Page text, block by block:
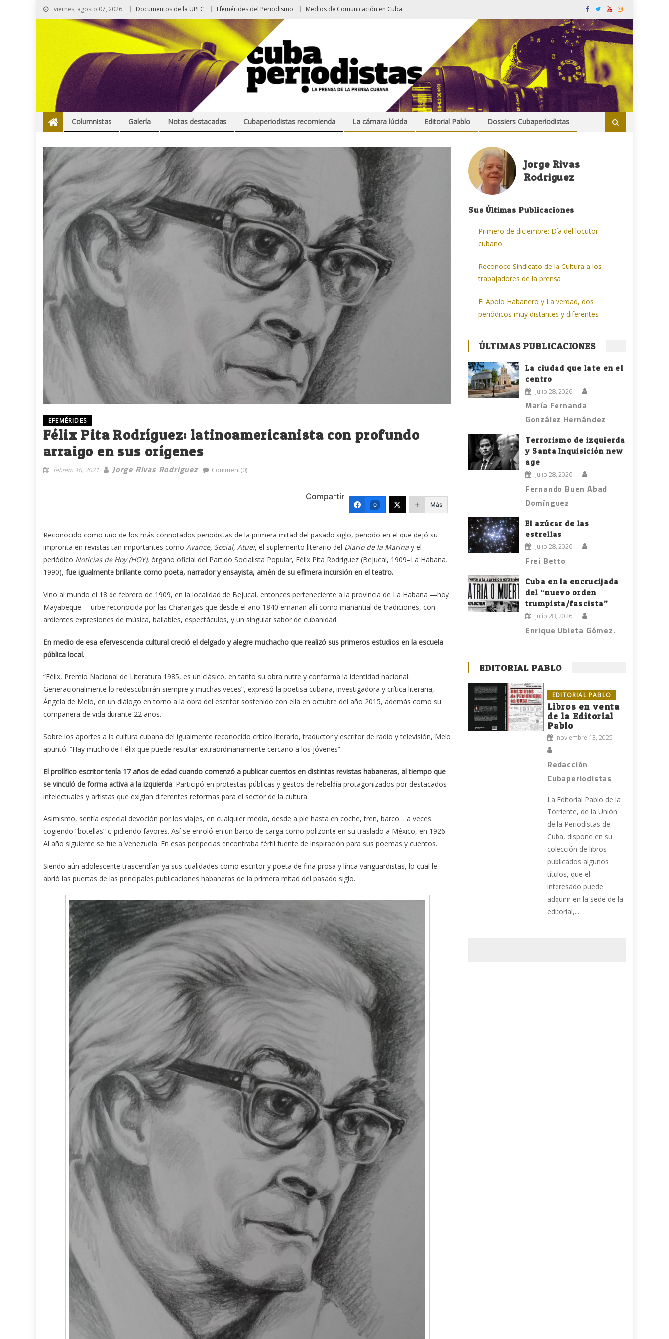
viernes, agosto 07, 2026 Documentos de la UPEC Efemérides del Periodismo Medios de Comunicación en Cuba
Columnistas Galería Notas destacadas Cubaperiodistas recomienda La cámara lúcida Editorial Pablo Dossiers Cubaperiodistas
EFEMÉRIDES
Félix Pita Rodríguez: latinoamericanista con profundo
arraigo en sus orígenes
febrero 16, 2021 Jorge Rivas Rodriguez Comment(0)
Compartir
0 Más
Reconocido como uno de los más connotados periodistas de la primera mitad del pasado siglo, periodo en el que dejó su
impronta en revistas tan importantes como Avance, Social, Atuei, el suplemento literario del Diario de la Marina y el
periódico Noticias de Hoy (HOY), órgano oficial del Partido Socialista Popular, Félix Pita Rodríguez (Bejucal, 1909–La Habana,
1990), fue igualmente brillante como poeta, narrador y ensayista, amén de su efímera incursión en el teatro.
Vino al mundo el 18 de febrero de 1909, en la localidad de Bejucal, entonces perteneciente a la provincia de La Habana —hoy
Mayabeque— urbe reconocida por las Charangas que desde el año 1840 emanan allí como manantial de tradiciones, con
ardientes expresiones de música, bailables, espectáculos, y un singular sabor de cubanidad.
En medio de esa efervescencia cultural creció el delgado y alegre muchacho que realizó sus primeros estudios en la escuela
pública local.
“Félix, Premio Nacional de Literatura 1985, es un clásico, en tanto su obra nutre y conforma la identidad nacional.
Generacionalmente lo redescubrirán siempre y muchas veces”, expresó la poetisa cubana, investigadora y crítica literaria,
Ángela de Melo, en un diálogo en torno a la obra del escritor sostenido con ella en octubre del año 2015, además como su
compañera de vida durante 22 años.
Sobre los aportes a la cultura cubana del igualmente reconocido crítico literario, traductor y escritor de radio y televisión, Melo
apuntó: “Hay mucho de Félix que puede resultar extraordinariamente cercano a los jóvenes”.
El prolífico escritor tenía 17 años de edad cuando comenzó a publicar cuentos en distintas revistas habaneras, al tiempo que
se vinculó de forma activa a la izquierda. Participó en protestas públicas y gestos de rebeldía protagonizados por destacados
intelectuales y artistas que exigían diferentes reformas para el sector de la cultura.
Asimismo, sentía especial devoción por los viajes, en cualquier medio, desde a pie hasta en coche, tren, barco… a veces
cogiendo “botellas” o pidiendo favores. Así se enroló en un barco de carga como polizonte en su traslado a México, en 1926.
Al año siguiente se fue a Venezuela. En esas peripecias encontraba fértil fuente de inspiración para sus poemas y cuentos.
Siendo aún adolescente trascendían ya sus cualidades como escritor y poeta de fina prosa y lírica vanguardistas, lo cual le
abrió las puertas de las principales publicaciones habaneras de la primera mitad del pasado siglo.
Jorge Rivas
Rodriguez
Sus Últimas Publicaciones
Primero de diciembre: Día del locutor
cubano
Reconoce Sindicato de la Cultura a los
trabajadores de la prensa
El Apolo Habanero y La verdad, dos
periódicos muy distantes y diferentes
ÚLTIMAS PUBLICACIONES
La ciudad que late en el
centro
julio 28, 2026
María Fernanda
González Hernández
Terrorismo de izquierda
y Santa Inquisición new
age
julio 28, 2026
Fernando Buen Abad
Domínguez
El azúcar de las
estrellas
julio 28, 2026
Frei Betto
Cuba en la encrucijada
del “nuevo orden
trumpista/fascista”
julio 28, 2026
Enrique Ubieta Gómez.
EDITORIAL PABLO
EDITORIAL PABLO
Libros en venta
de la Editorial
Pablo
noviembre 13, 2025
Redacción
Cubaperiodistas
La Editorial Pablo de la
Torriente, de la Unión
de la Periodistas de
Cuba, dispone en su
colección de libros
publicados algunos
títulos, que el
interesado puede
adquirir en la sede de la
editorial,...